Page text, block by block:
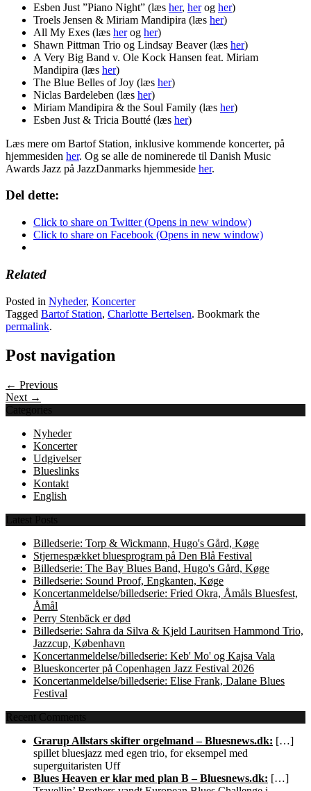
Esben Just ”Piano Night” (læs her, herog her)
Troels Jensen & Miriam Mandipira (læs her)
All My Exes (læs herog her)
Shawn Pittman Trio og Lindsay Beaver (læs her)
A Very Big Band v. Ole Kock Hansen feat. Miriam
Mandipira (læs her)
The Blue Belles of Joy (læs her)
Niclas Bardeleben (læs her)
Miriam Mandipira & the Soul Family (læs her)
Esben Just & Tricia Boutté (læs her)
Læs mere om Bartof Station, inklusive kommende koncerter, på
hjemmesiden her. Og se alle de nominerede til Danish Music
Awards Jazz på JazzDanmarks hjemmeside her.
Del dette:
Click to share on Twitter (Opens in new window)
Click to share on Facebook (Opens in new window)
Related
Posted in Nyheder, Koncerter
Tagged Bartof Station, Charlotte Bertelsen. Bookmark the
permalink.
Post navigation
← Previous
Next →
Categories
Nyheder
Koncerter
Udgivelser
Blueslinks
Kontakt
English
Latest Posts
Billedserie: Torp & Wickmann, Hugo's Gård, Køge
Stjernespækket bluesprogram på Den Blå Festival
Billedserie: The Bay Blues Band, Hugo's Gård, Køge
Billedserie: Sound Proof, Engkanten, Køge
Koncertanmeldelse/billedserie: Fried Okra, Åmåls Bluesfest,
Åmål
Perry Stenbäck er død
Billedserie: Sahra da Silva & Kjeld Lauritsen Hammond Trio,
Jazzcup, København
Koncertanmeldelse/billedserie: Keb' Mo' og Kajsa Vala
Blueskoncerter på Copenhagen Jazz Festival 2026
Koncertanmeldelse/billedserie: Elise Frank, Dalane Blues
Festival
Recent Comments
Grarup Allstars skifter orgelmand – Bluesnews.dk: […]
spillet bluesjazz med egen trio, for eksempel med
superguitaristen Uff
Blues Heaven er klar med plan B – Bluesnews.dk: […]